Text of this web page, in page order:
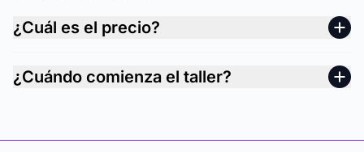
¿Cuál es el precio?
¿Cuándo comienza el taller?